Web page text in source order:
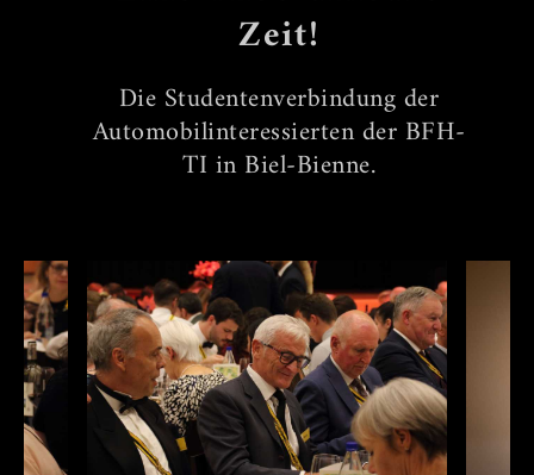
Zeit!
Die Studentenverbindung der
Automobilinteressierten der BFH-
TI in Biel-Bienne.